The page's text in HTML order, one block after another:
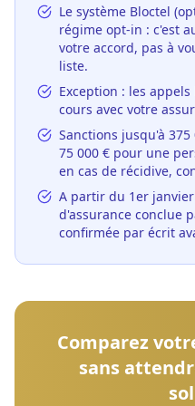
Le système Bloctel
régime opt-in : c'est
votre accord, pas à
liste.
Exception : les
cours avec votre
Sanctions jusqu'à
75 000 € pour une
en cas de récidive,
A partir du 1er
d'assurance conclue
confirmée par écrit
Comparez
sans